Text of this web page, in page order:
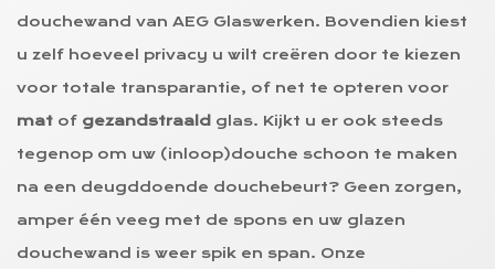
douchewand van AEG Glaswerken. Bovendien kiest
u zelf hoeveel privacy u wilt creëren door te kiezen
voor totale transparantie, of net te opteren voor
mat of gezandstraald glas. Kijkt u er ook steeds
tegenop om uw (inloop)douche schoon te maken
na een deugddoende douchebeurt? Geen zorgen,
amper één veeg met de spons en uw glazen
douchewand is weer spik en span. Onze